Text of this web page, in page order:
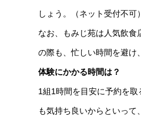
しょう。（ネット受付不可）
なお、もみじ苑は人気飲
の際も、忙しい時間を避け
体験にかかる時間は？
1組1時間を目安に予約を
も気持ち良いからといっ